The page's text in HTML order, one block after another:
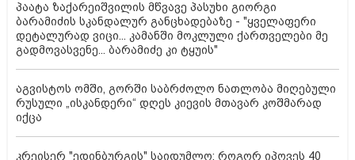
პაატა ზაქარეიშვილის მწვავე პასუხი გიორგი
ბარამიძის სკანდალურ განცხადებაზე - "ყველაფერი
დეტალურად ვიცი... კამანში მოკლული ქართველები მე
გადმოვასვენე... ბარამიძე კი ტყუის"
აგვისტოს ომში, გორში საბრძოლო ნათლობა მიღებული
რუსული „ისკანდერი“ დღეს კიევის მთავარ კოშმარად
იქცა
კრეისერ "ედინბურგის" საიდუმლო: როგორ იპოვეს 40